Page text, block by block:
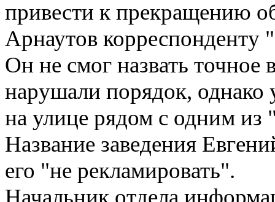
привести к прекращению
Арнаутов корреспонденту
Он не смог назвать
нарушали порядок, однако
на улице рядом с одним из
Название заведения
его "не рекламировать".
Начальник отдела